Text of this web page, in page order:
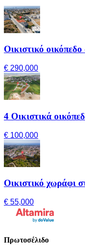
Οικιστικό
€ 290,000
4 Οικιστικά
€ 100,000
Οικιστικό χωράφι
€ 55,000
Πρωτοσέλιδο